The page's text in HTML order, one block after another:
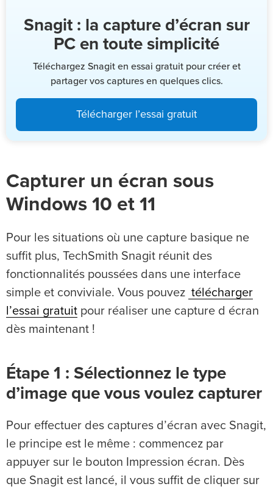
Snagit : la capture d’écran sur
PC en toute simplicité
Téléchargez Snagit en essai gratuit pour créer et
partager vos captures en quelques clics.
Télécharger l’essai gratuit
Capturer un écran sous
Windows 10 et 11
Pour les situations où une capture basique ne
suffit plus, TechSmith Snagit réunit des
fonctionnalités poussées dans une interface
simple et conviviale. Vous pouvez télécharger
l’essai gratuit pour réaliser une capture d écran
dès maintenant !
Étape 1 : Sélectionnez le type
d’image que vous voulez capturer
Pour effectuer des captures d’écran avec Snagit,
le principe est le même : commencez par
appuyer sur le bouton Impression écran. Dès
que Snagit est lancé, il vous suffit de cliquer sur